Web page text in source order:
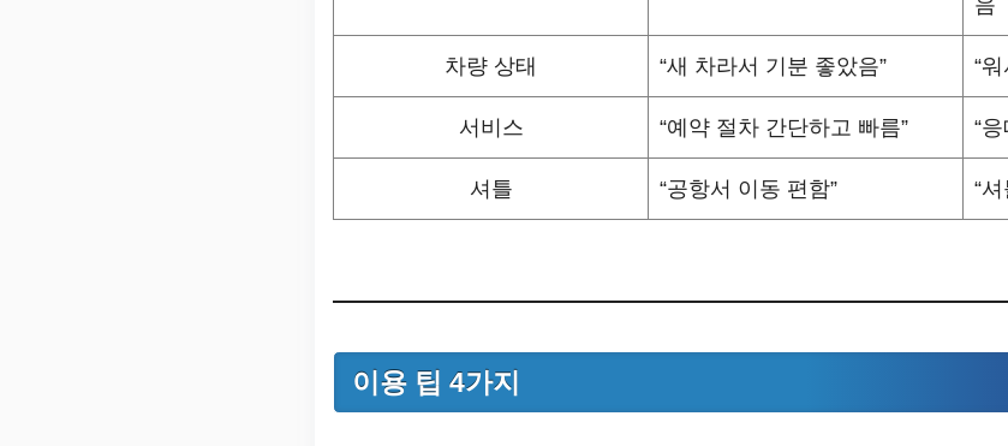
음
차량 상태 “새 차라서 기분 좋았음” “
서비스 “예약 절차 간단하고 빠름” “
셔틀 “공항서 이동 편함” “
이용 팁 4가지